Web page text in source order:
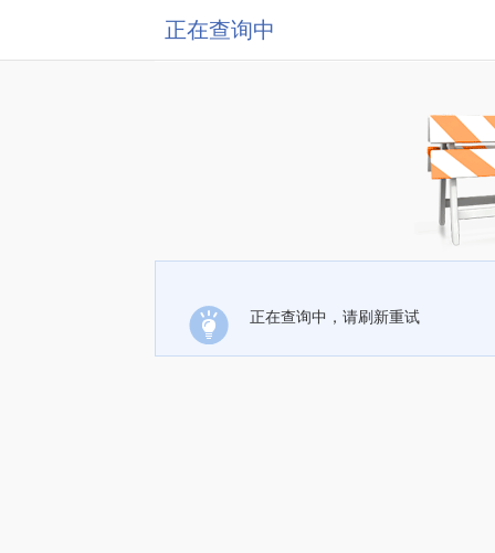
正在查询中
正在查询中，请刷新重试